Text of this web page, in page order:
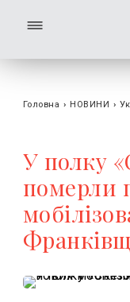
Головна › НОВИНИ ›
У полку
померли